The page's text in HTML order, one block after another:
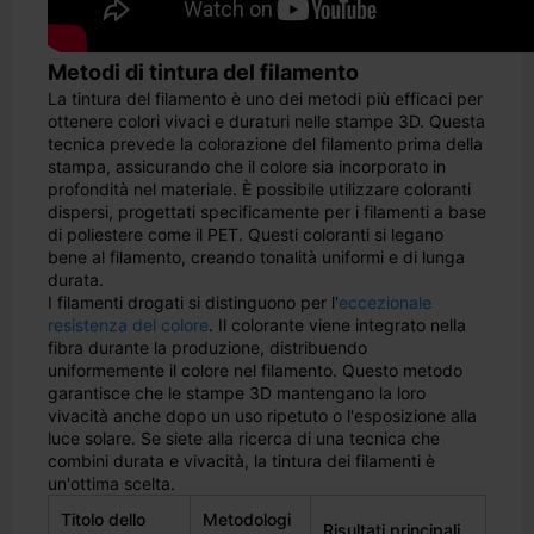
Metodi di tintura del filamento
La tintura del filamento è uno dei metodi più efficaci per
ottenere colori vivaci e duraturi nelle stampe 3D. Questa
tecnica prevede la colorazione del filamento prima della
stampa, assicurando che il colore sia incorporato in
profondità nel materiale. È possibile utilizzare coloranti
dispersi, progettati specificamente per i filamenti a base
di poliestere come il PET. Questi coloranti si legano
bene al filamento, creando tonalità uniformi e di lunga
durata.
I filamenti drogati si distinguono per l'eccezionale
resistenza del colore. Il colorante viene integrato nella
fibra durante la produzione, distribuendo
uniformemente il colore nel filamento. Questo metodo
garantisce che le stampe 3D mantengano la loro
vivacità anche dopo un uso ripetuto o l'esposizione alla
luce solare. Se siete alla ricerca di una tecnica che
combini durata e vivacità, la tintura dei filamenti è
un'ottima scelta.
Titolo dello
Metodologi
Risultati principali